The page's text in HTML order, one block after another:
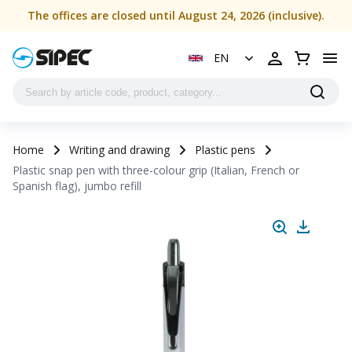
The offices are closed until August 24, 2026 (inclusive).
EN
Home Writing and drawing
Plastic pens
Plastic snap pen with three-colour grip (Italian, French or
Spanish flag), jumbo refill